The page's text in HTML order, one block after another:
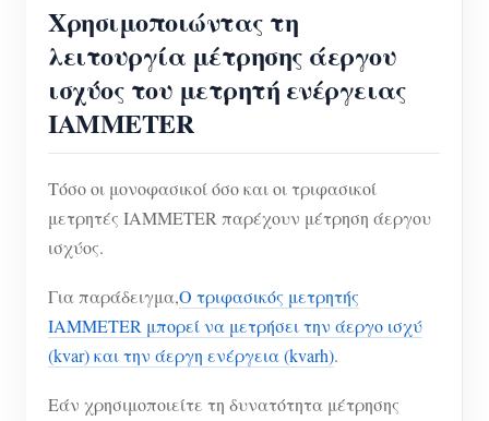
Χρησιμοποιώντας τη
λειτουργία μέτρησης άεργου
ισχύος του μετρητή ενέργειας
IAMMETER
Τόσο οι μονοφασικοί όσο και οι τριφασικοί
μετρητές IAMMETER παρέχουν μέτρηση άεργου
ισχύος.
Για παράδειγμα,Ο τριφασικός μετρητής
IAMMETER μπορεί να μετρήσει την άεργο ισχύ
(kvar) και την άεργη ενέργεια (kvarh).
Εάν χρησιμοποιείτε τη δυνατότητα μέτρησης